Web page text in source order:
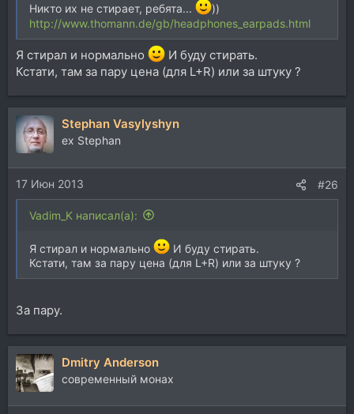
Никто их не стирает, ребята...
))
http://www.thomann.de/gb/headphones_earpads.html
Я стирал и нормально
И буду стирать.
Кстати, там за пару цена (для L+R) или за штуку ?
Stephan Vasylyshyn
ex Stephan
17 Июн 2013 #26
Vadim_K написал(а):
Я стирал и нормально
И буду стирать.
Кстати, там за пару цена (для L+R) или за штуку ?
За пару.
Dmitry Anderson
современный монах